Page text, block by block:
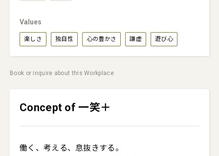
Values
楽しさ 独自性 心の豊かさ 謙虚 遊び心
Book or inquire about this Workplace
Concept of 一笑＋
働く、考える、息抜きする。